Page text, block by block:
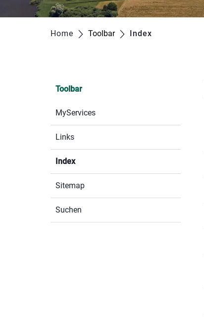
Home Toolbar Index
Toolbar
MyServices
Links
Index(ausgewählt)
Sitemap
Suchen